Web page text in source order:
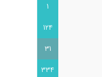
1
124
31
334